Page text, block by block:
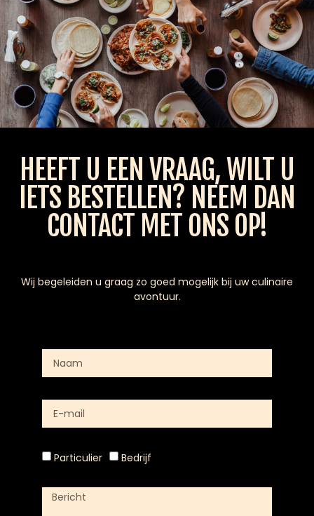
HEEFT U EEN VRAAG, WILT U
IETS BESTELLEN? NEEM DAN
CONTACT MET ONS OP!
Wij begeleiden u graag zo goed mogelijk bij uw culinaire
avontuur.
Particulier Bedrijf